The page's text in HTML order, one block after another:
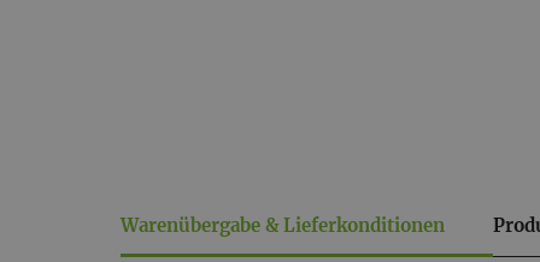
Warenübergabe & Lieferkonditionen